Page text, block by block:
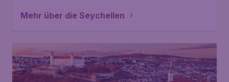
Mehr über die Seychellen